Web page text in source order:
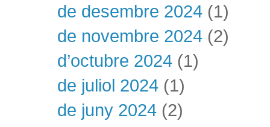
de desembre 2024 (1)
de novembre 2024 (2)
d’octubre 2024 (1)
de juliol 2024 (1)
de juny 2024 (2)